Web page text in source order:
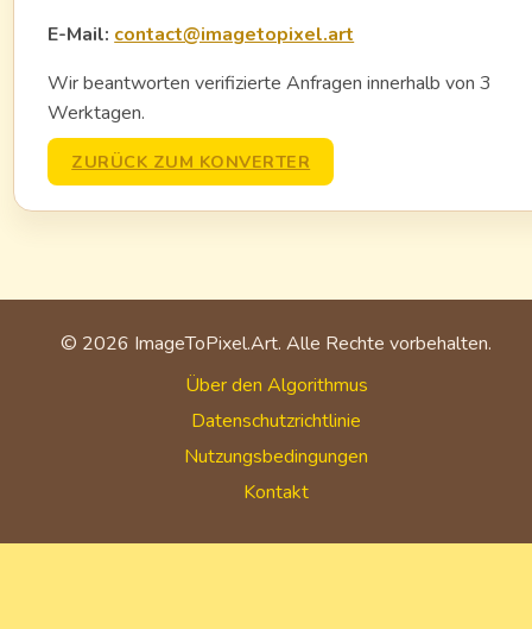
E-Mail: contact@imagetopixel.art
Wir beantworten verifizierte Anfragen innerhalb von 3
Werktagen.
ZURÜCK ZUM KONVERTER
© 2026 ImageToPixel.Art. Alle Rechte vorbehalten.
Über den Algorithmus
Datenschutzrichtlinie
Nutzungsbedingungen
Kontakt